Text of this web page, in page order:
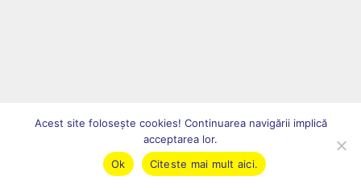
Acest site foloseşte cookies! Continuarea navigării implică
acceptarea lor.
Ok
Citeste mai mult aici.